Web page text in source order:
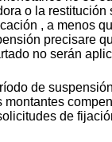
o la restitución
, a menos
precisare
no serán
de
montantes
de